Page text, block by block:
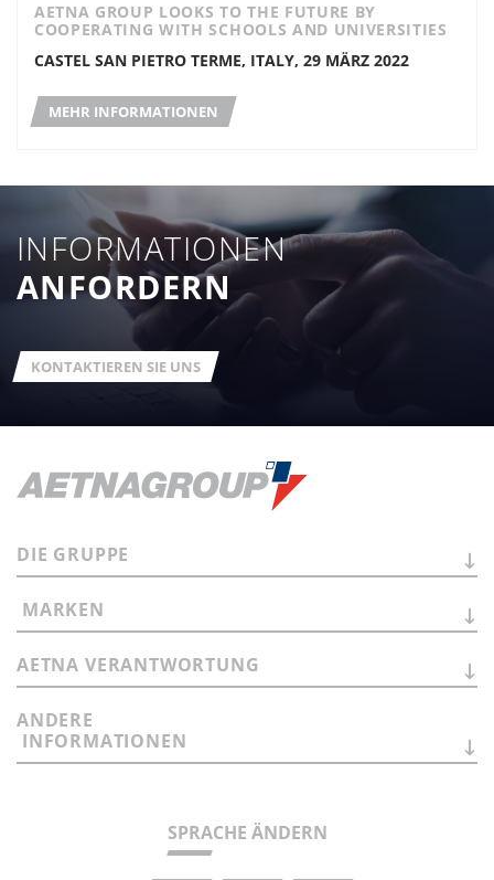
AETNA GROUP LOOKS TO THE FUTURE BY
COOPERATING WITH SCHOOLS AND UNIVERSITIES
CASTEL SAN PIETRO TERME, ITALY, 29 MÄRZ 2022
MEHR INFORMATIONEN
INFORMATIONEN
ANFORDERN
KONTAKTIEREN SIE UNS
SPRACHE ÄNDERN
DIE GRUPPE
MARKEN
AETNA VERANTWORTUNG
ANDERE
INFORMATIONEN